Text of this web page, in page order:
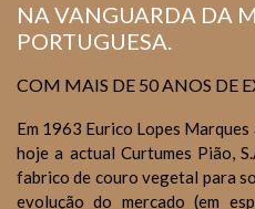
NA VANGUARDA DA
PORTUGUESA.
COM MAIS DE 50 ANOS DE
Em 1963 Eurico Lopes
hoje a actual Curtumes Pião,
fabrico de couro vegetal para
evolução do mercado (em